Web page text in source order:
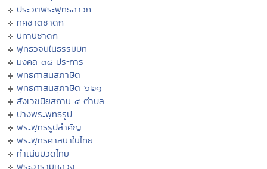
ประวัติพระพุทธสาวก
ทศชาติชาดก
นิทานชาดก
พุทธวจนในธรรมบท
มงคล ๓๘ ประการ
พุทธศาสนสุภาษิต
พุทธศาสนสุภาษิต ๖๒๑
สังเวชนียสถาน ๔ ตำบล
ปางพระพุทธรูป
พระพุทธรูปสำคัญ
พระพุทธศาสนาในไทย
ทำเนียบวัดไทย
พระอารามหลวง